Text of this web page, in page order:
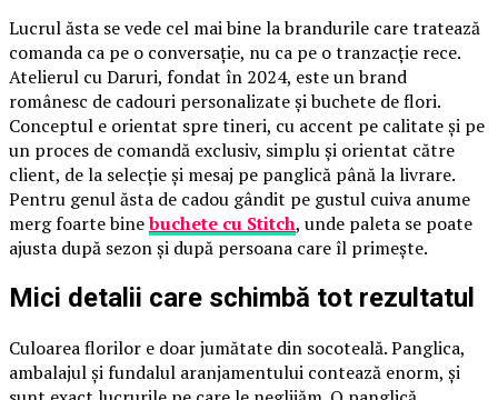
Lucrul ăsta se vede cel mai bine la brandurile care tratează
comanda ca pe o conversație, nu ca pe o tranzacție rece.
Atelierul cu Daruri, fondat în 2024, este un brand
românesc de cadouri personalizate și buchete de flori.
Conceptul e orientat spre tineri, cu accent pe calitate și pe
un proces de comandă exclusiv, simplu și orientat către
client, de la selecție și mesaj pe panglică până la livrare.
Pentru genul ăsta de cadou gândit pe gustul cuiva anume
merg foarte binebuchete cu Stitch, unde paleta se poate
ajusta după sezon și după persoana care îl primește.
Mici detalii care schimbă tot rezultatul
Culoarea florilor e doar jumătate din socoteală. Panglica,
ambalajul și fundalul aranjamentului contează enorm, și